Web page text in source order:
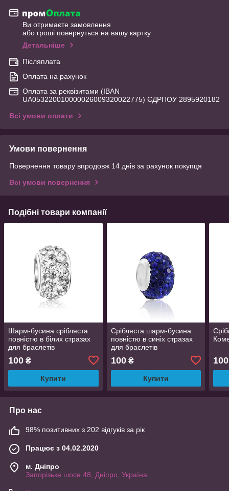
Ви отримаєте замовлення
або гроші повернуться на вашу картку
Детальніше
Післяплата
Оплата на рахунок
Оплата за реквізитами (IBAN
UA053220010000026009320022775) ЄДРПОУ 2895920182
Всі умови оплати
Умови повернення
Повернення товару впродовж 14 днів за рахунок покупця
Всі умови повернення
Подібні товари компанії
Шарм-бусина срібляста
повністю в білих стразах
для браслетів
100 ₴
Купити
Срібляста шарм-бусина
повністю в синіх стразах
для браслетів
100₴
Купити
100
Про нас
98% позитивних з 202 відгуків за рік
Працює з 04.02.2020
м. Дніпро
Запорізьке шосе 48, Дніпро, Україна